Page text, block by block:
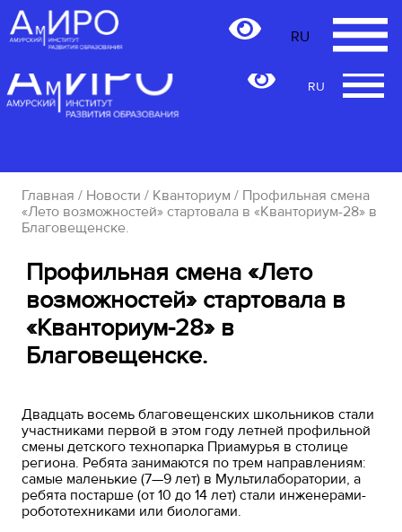
RU
RU
Главная / Новости / Кванториум / Профильная смена
«Лето возможностей» стартовала в «Кванториум-28» в
Благовещенске.
Профильная смена «Лето
возможностей» стартовала в
«Кванториум-28» в
Благовещенске.
Двадцать восемь благовещенских школьников стали
участниками первой в этом году летней профильной
смены детского технопарка Приамурья в столице
региона. Ребята занимаются по трем направлениям:
самые маленькие (7—9 лет) в Мультилаборатории, а
ребята постарше (от 10 до 14 лет) стали инженерами-
робототехниками или биологами.